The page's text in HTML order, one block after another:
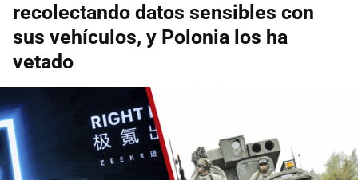
recolectando datos sensibles con
sus vehículos, y Polonia los ha
vetado